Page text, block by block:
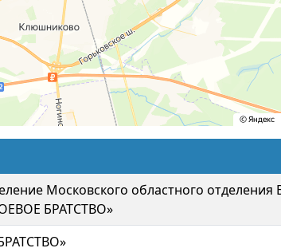
Московского областного
БРАТСТВО»